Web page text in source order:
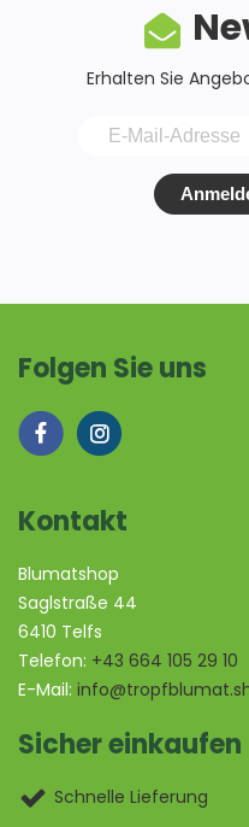
Erhalten Sie
Folgen Sie uns
Kontakt
Blumatshop
Saglstraße 44
6410 Telfs
Telefon: +43 664 105 29 10
E-Mail:
Sicher einkaufen
Schnelle Lieferung